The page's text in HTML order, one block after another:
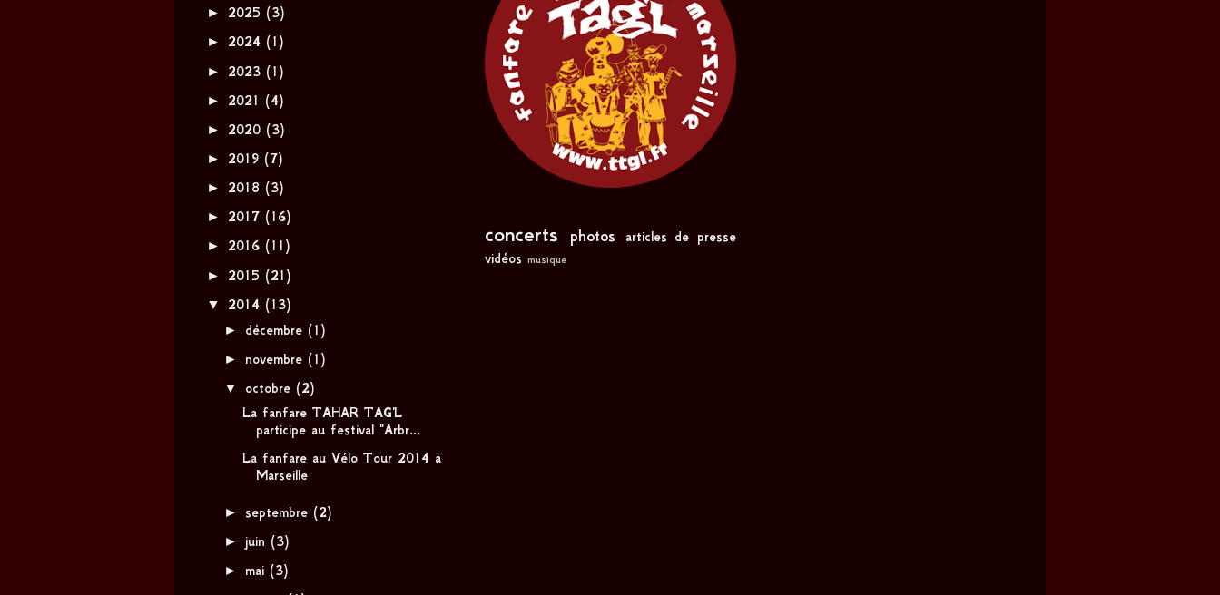
► 2025 (3)
► 2024 (1)
► 2023 (1)
► 2021 (4)
► 2020 (3)
► 2019 (7)
► 2018 (3)
► 2017 (16)
► 2016 (11)
► 2015 (21)
▼ 2014 (13)
► décembre (1)
► novembre (1)
▼ octobre (2)
La fanfare TAHAR TAG'L
participe au festival "Arbr...
La fanfare au Vélo Tour 2014 à
Marseille
► septembre (2)
► juin (3)
► mai (3)
concerts photos
articles de presse
vidéos musique